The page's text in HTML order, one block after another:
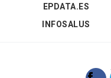
EPDATA.ES
INFOSALUS